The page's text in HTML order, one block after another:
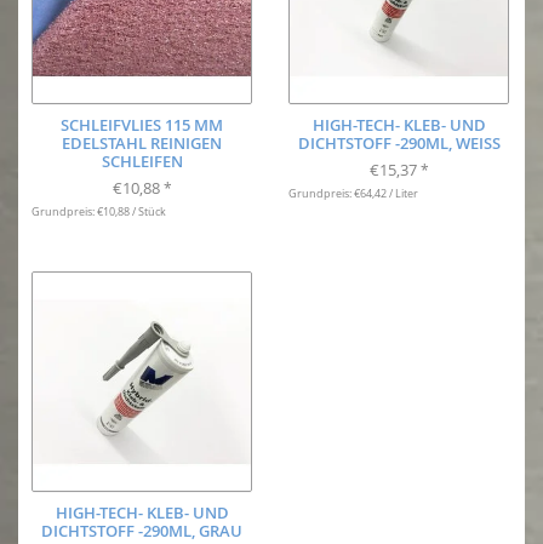
SCHLEIFVLIES 115 MM
EDELSTAHL REINIGEN
SCHLEIFEN
€10,88 *
Grundpreis: €10,88 / Stück
HIGH-TECH- KLEB- UND
DICHTSTOFF -290ML, WEISS
€15,37 *
Grundpreis: €64,42 / Liter
HIGH-TECH- KLEB- UND
DICHTSTOFF -290ML, GRAU